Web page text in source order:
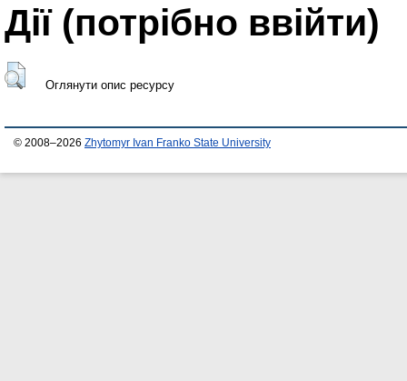
Дії ​​(потрібно ввійти)
Оглянути опис ресурсу
© 2008–2026 Zhytomyr Ivan Franko State University